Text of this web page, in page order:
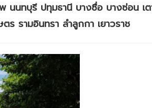
นนทบุรี ปทุมธานี บางซื่อ บางซ่อน เ
ร รามอินทรา ลำลูกกา เยาวราช